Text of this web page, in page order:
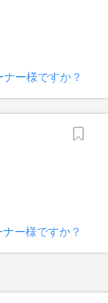
ー様ですか？
ー様ですか？